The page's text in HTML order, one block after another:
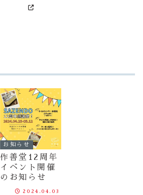
お知らせ
作善堂12周年
イベント開催
のお知らせ
2024.04.03